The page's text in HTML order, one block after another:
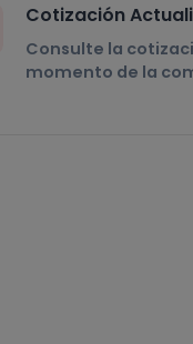
Cotización
Consulte la
momento de la